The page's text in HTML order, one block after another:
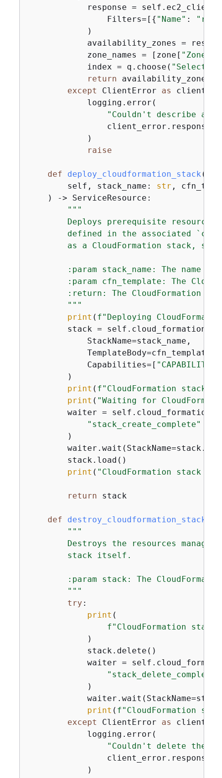
response =
                Filters=[
{ "Name" :
            )
availability_zones =
            zone_names = [zone[
            index = q.choose(
"Select
return
except ClientError as
            logging.error(
"Couldn't describe
                client_error.response[
            )
raise
def deploy_cloudformation_stack (
        self, stack_name:
str ,
) -> ServiceResource:
"""
Deploys prerequisite
defined in the associated
as a CloudFormation stack, so
:param stack_name: The name of
:param cfn_template: The
:return: The CloudFormation
        """
print ( f"Deploying
stack =
            StackName=stack_name,
            TemplateBody=cfn_template,
            Capabilities=[
        )
print ( f"CloudFormation stack
print ( "Waiting for
waiter =
"stack_create_complete"
        )
        stack.load()
print ( "CloudFormation stack
return stack
def destroy_cloudformation_stack
"""
Destroys the resources
        stack itself.
:param stack: The
        """
try :
print (
f"CloudFormation
            )
            stack.delete()
waiter =
"stack_delete_complete"
            )
print ( f"CloudFormation
except ClientError as
            logging.error(
"Couldn't delete the
                client_error.response[
            )